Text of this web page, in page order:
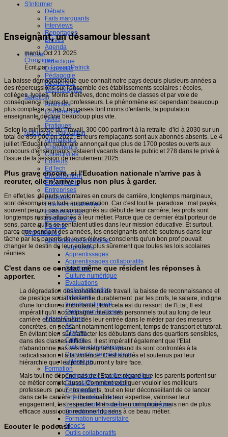
S'informer
Débats
Faits marquants
Interviews
Reportages
Brèves
Agenda
Innover
Didactique
Dispositifs
Pédagogie
Recherche
Technologies
Savoir(s)
Analyses
Conférences
Outils
Pratiques
Acteurs de l'éducation
Animateurs
Chercheurs
Collectivités
Editeurs
EdTech
Encadrement
Enseignants
Entreprises
Etudiants
Filières industrielles
Institutionnels
Médiateurs
Parents
Thématiques
Apprendre et enseigner
Apprendre
Apprentissages
Apprentissages collaboratifs
Créativité
Culture numérique
Evaluations
Individualisation
Initiatives
Interdisciplinarité
Outils pour la classe
Arts et Culture
Art
Cinéma
Culture
Culture et numérique
Dispositifs de médiation
Littérature
Formation
Compétences professionnelles
Dispositifs de formation
E- formation
Enjeux et évolutions
Enseignement supérieur et numérique
Formations hybrides
Formation universitaire
Mooc’s
Outils collaboratifs
Enseignant, un désamour blessant
mardi, Oct 21 2025
Chronique
Écrit parFigeac Patrick
La baisse démographique que connait notre pays depuis plusieurs années a
des répercussions sur l'ensemble des établissements scolaires : écoles,
collèges, lycées. Moins d'élèves, donc moins de classes et par voie de
conséquence moins de professeurs. Le phénomène est cependant beaucoup
plus complexe; si les Françaises font moins d'enfants, la population
enseignante décline beaucoup plus vite.
Selon le ministère du Travail, 300 000 partiront à la retraite d'ici à 2030 sur un
total de 859 000 en 2022. Et leurs remplaçants sont aux abonnés absents. Le 4
juillet l'Education nationale annonçait que plus de 1700 postes ouverts aux
concours d'enseignants restaient vacants dans le public et 278 dans le privé à
l'issue de la session de recrutement 2025.
Plus grave encore, si l'Education nationale n'arrive pas à
recruter, elle n'arrive plus non plus à garder.
En effet,les départs volontaires en cours de carrière, longtemps marginaux,
sont désormais en forte augmentation. Car c'est tout le paradoxe : mal payés,
souvent peu ou pas accompagnés au début de leur carrière, les profs sont
longtemps restés attachés à leur métier. Parce que ce dernier était porteur de
sens, parce qu'ils se sentaient utiles dans leur mission éducative. Et surtout,
parce que pendant des années, les enseignants ont été soutenus dans leur
tâche par les parents de leurs élèves, conscients qu'un bon prof pouvait
changer le destin de leur enfant plus sûrement que toutes les lois scolaires
réunies.
C'est dans ce constat même que résident les réponses à
apporter.
La dégradation des conditions de travail, la baisse de reconnaissance et
de prestige social ressentie durablement par les profs, le salaire, indigne
d'une fonction si importante , tout cela est du ressort de l'Etat; Il est
impératif qu'il accompagne mieux ses personnels tout au long de leur
carrière et notamment dès leur entrée dans le métier par des mesures
concrètes, en pensant notamment logement, temps de transport et tutorat.
En évitant bien sûr d'affecter les débutants dans des quartiers sensibles,
dans des classes difficiles. Il est impératif également que l'Etat
n'abandonne pas ses enseignants quand ils sont confrontés à la
radicalisation et à la violence. C'est soudés et soutenus par leur
hiérarchie que les profs pourront y faire face.
Mais tout ne dépend pas de l'Etat. Le regard que les parents portent sur
ce métier compte aussi. Comment expliquer vouloir les meilleurs
professeurs pour nos enfants, tout en leur déconseillant de ce lancer
dans cette carrière ? Reconnaître leur expertise, valoriser leur
engagement, les respecter. Rien de bien compliqué mais rien de plus
efficace aussi pour redonner du sens à ce beau métier.
Ecouter le podcast